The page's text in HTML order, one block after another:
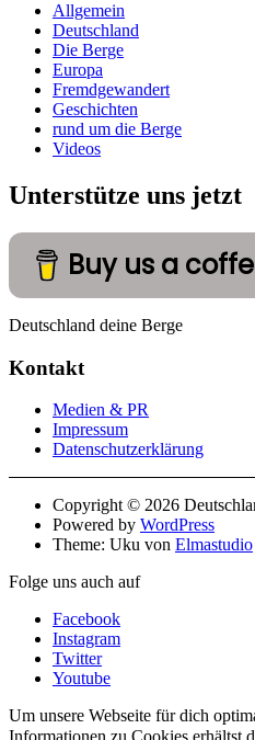
Allgemein
Deutschland
Die Berge
Europa
Fremdgewandert
Geschichten
rund um die Berge
Videos
Unterstütze uns jetzt
Buy us a
Deutschland deine Berge
Kontakt
Medien & PR
Impressum
Datenschutzerklärung
Copyright © 2026
Powered by WordPress
Theme: Uku von Elmastudio
Folge uns auch auf
Facebook
Instagram
Twitter
Youtube
Um unsere Webseite für dich